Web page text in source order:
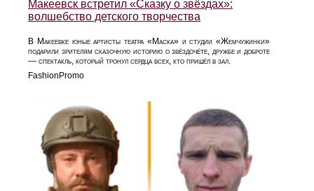
Макеевск встретил «Сказку о звёздах»:
волшебство детского творчества
В Макеевке юные артисты театра «Маска» и студии «Жемчужинки»
подарили зрителям сказочную историю о звёздочёте, дружбе и доброте
— спектакль, который тронул сердца всех, кто пришёл в зал.
FashionPromo